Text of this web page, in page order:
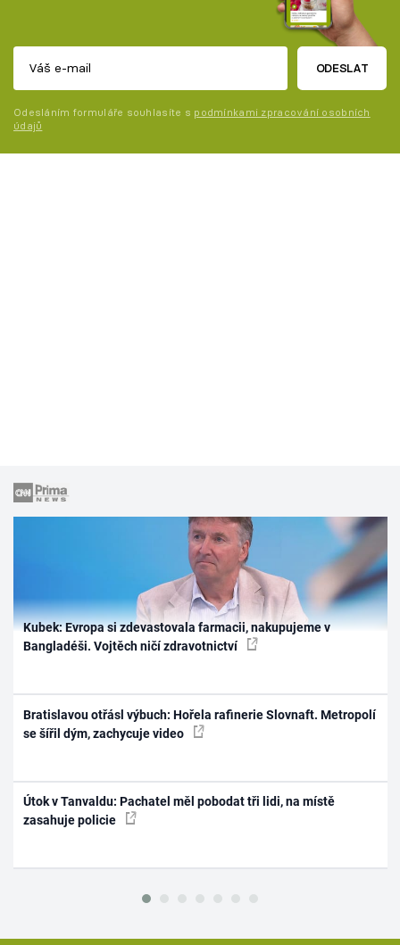
ODESLAT
Odesláním formuláře souhlasíte s podmínkami zpracování osobních
údajů
Kubek: Evropa si zdevastovala farmacii, nakupujeme v
Bangladéši. Vojtěch ničí zdravotnictví
Bratislavou otřásl výbuch: Hořela rafinerie Slovnaft. Metropolí
se šířil dým, zachycuje video
Útok v Tanvaldu: Pachatel měl pobodat tři lidi, na místě
zasahuje policie